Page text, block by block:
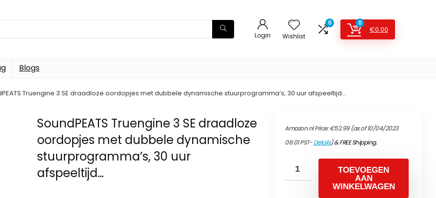
Login Wishlist
0 0
€0.00
Blogs
Truengine 3 SE draadloze oordopjes met dubbele dynamische stuurprogramma’s, 30 uur afspeeltijd…
SoundPEATS Truengine 3 SE draadloze
oordopjes met dubbele dynamische
stuurprogramma’s, 30 uur
afspeeltijd…
Amazon.nl Price:€52.99(as of 10/04/2023
06:01 PST-Details)&FREE Shipping.
TOEVOEGEN
AAN
WINKELWAGEN